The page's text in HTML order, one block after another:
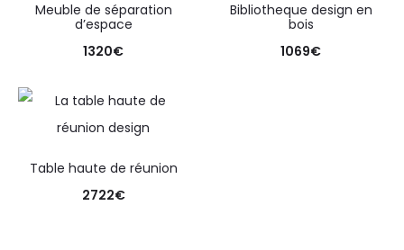
Meuble de séparation
d’espace
1320€
Bibliotheque design en
bois
1069€
Table haute de réunion
2722€